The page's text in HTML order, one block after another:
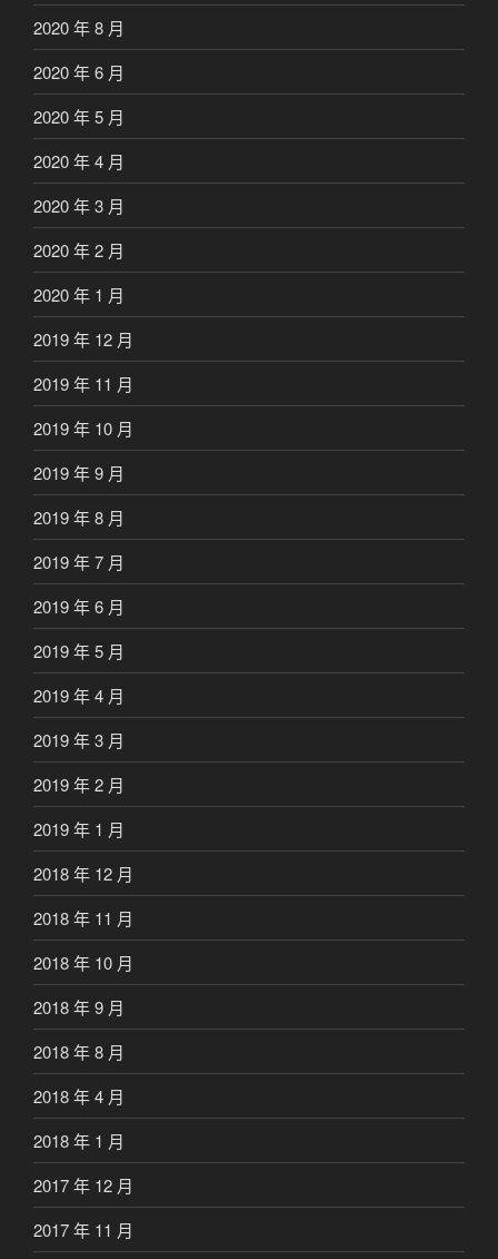
2020 年 8 月
2020 年 6 月
2020 年 5 月
2020 年 4 月
2020 年 3 月
2020 年 2 月
2020 年 1 月
2019 年 12 月
2019 年 11 月
2019 年 10 月
2019 年 9 月
2019 年 8 月
2019 年 7 月
2019 年 6 月
2019 年 5 月
2019 年 4 月
2019 年 3 月
2019 年 2 月
2019 年 1 月
2018 年 12 月
2018 年 11 月
2018 年 10 月
2018 年 9 月
2018 年 8 月
2018 年 4 月
2018 年 1 月
2017 年 12 月
2017 年 11 月